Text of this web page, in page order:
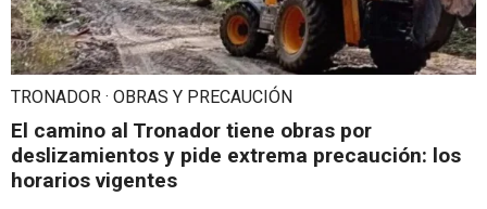
TRONADOR · OBRAS Y PRECAUCIÓN
El camino al Tronador tiene obras por
deslizamientos y pide extrema precaución: los
horarios vigentes